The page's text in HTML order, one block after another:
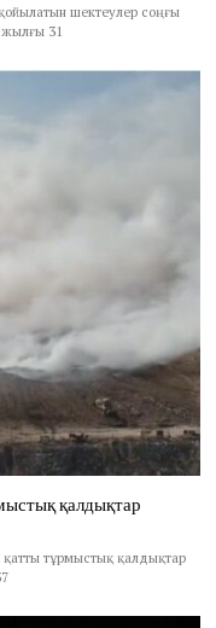
шектеулер соңғы
жылғы 31
қалдықтар
тұрмыстық қалдықтар